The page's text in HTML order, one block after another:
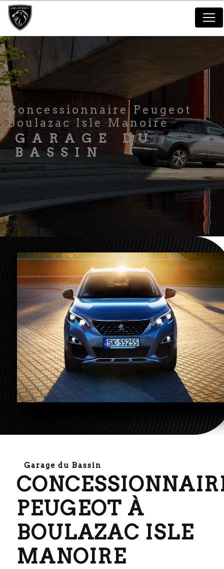
Concessionnaire Peugeot
Boulazac Isle Manoire
GARAGE DU
BASSIN
Garage du Bassin
CONCESSIONNAIRE
PEUGEOT À
BOULAZAC ISLE
MANOIRE
Panneau de gestion des cookies